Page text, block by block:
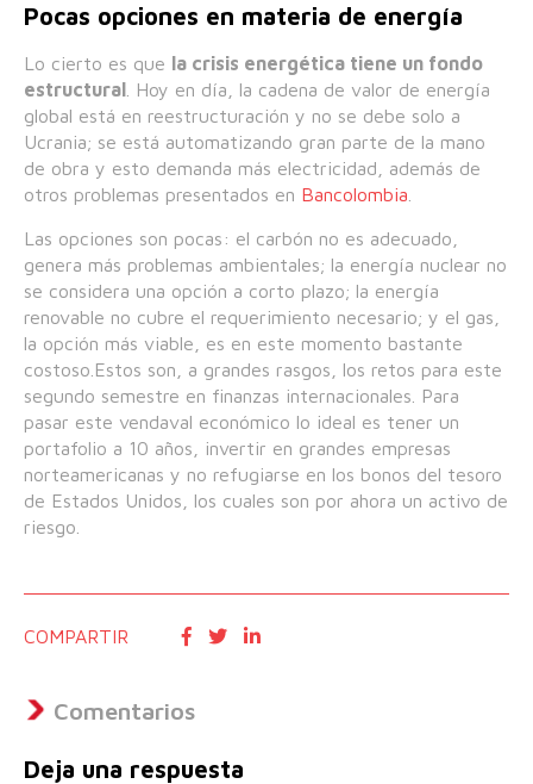
Pocas opciones en materia de energía
Lo cierto es que la crisis energética tiene un fondo
estructural . Hoy en día, la cadena de valor de energía
global está en reestructuración y no se debe solo a
Ucrania; se está automatizando gran parte de la mano
de obra y esto demanda más electricidad, además de
otros problemas presentados en Bancolombia
Las opciones son pocas: el carbón no es adecuado,
genera más problemas ambientales; la energía nuclear no
se considera una opción a corto plazo; la energía
renovable no cubre el requerimiento necesario; y el gas,
la opción más viable, es en este momento bastante
costoso.Estos son, a grandes rasgos, los retos para este
segundo semestre en finanzas internacionales. Para
pasar este vendaval económico lo ideal es tener un
portafolio a 10 años, invertir en grandes empresas
norteamericanas y no refugiarse en los bonos del tesoro
de Estados Unidos, los cuales son por ahora un activo de
riesgo.
COMPARTIR
Comentarios
Deja una respuesta